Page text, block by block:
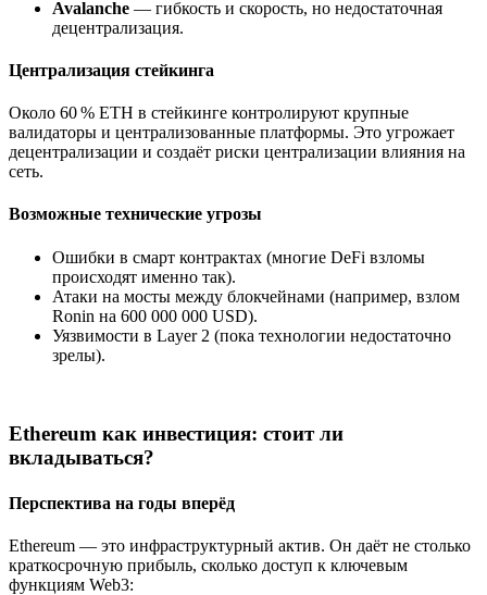
Avalanche — гибкость и скорость, но недостаточная
децентрализация.
Централизация стейкинга
Около 60 % ETH в стейкинге контролируют крупные
валидаторы и централизованные платформы. Это угрожает
децентрализации и создаёт риски централизации влияния на
сеть.
Возможные технические угрозы
Ошибки в смарт контрактах (многие DeFi взломы
происходят именно так).
Атаки на мосты между блокчейнами (например, взлом
Ronin на 600 000 000 USD).
Уязвимости в Layer 2 (пока технологии недостаточно
зрелы).
Ethereum как инвестиция: стоит ли
вкладываться?
Перспектива на годы вперёд
Ethereum — это инфраструктурный актив. Он даёт не столько
краткосрочную прибыль, сколько доступ к ключевым
функциям Web3: